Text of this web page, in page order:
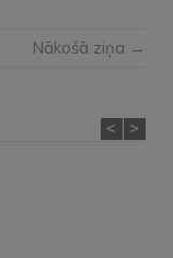
Nākošā ziņa →
< >